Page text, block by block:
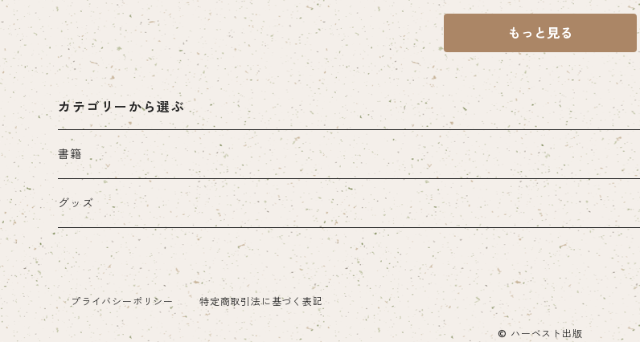
もっと見る
カテゴリーから選ぶ
書籍
紙の書籍
一般書籍
山陰文化ライブラリー
電子書籍
グッズ
プライバシーポリシー 特定商取引法に基づく表記
© ハーベスト出版